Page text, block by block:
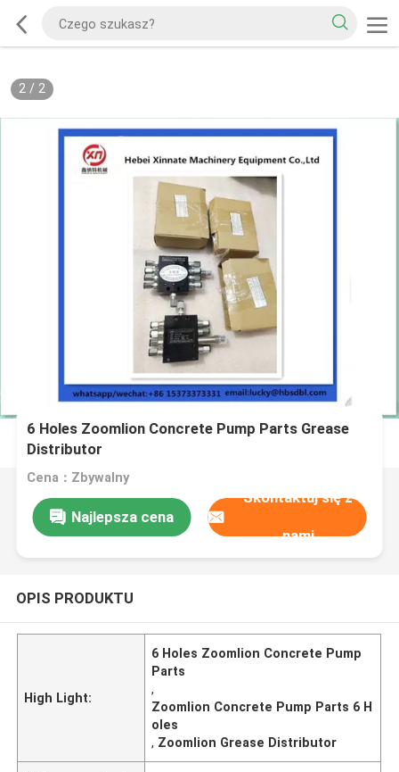
2/ 2
6 Holes Zoomlion Concrete Pump Parts Grease
Distributor
Cena：Zbywalny
Najlepsza cena
Skontaktuj się z
nami
OPIS PRODUKTU
High Light:
6 Holes Zoomlion Concrete Pump
Parts
,
Zoomlion Concrete Pump Parts 6 H
oles
, Zoomlion Grease Distributor